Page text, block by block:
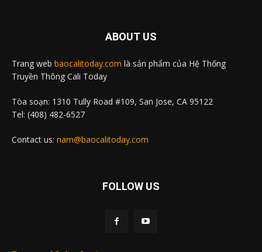
ABOUT US
Trang web baocalitoday.com là sản phẩm của Hệ Thống
Truyền Thông Cali Today
Tòa soạn: 1310 Tully Road #109, San Jose, CA 95122
Tel: (408) 482-6527
Contact us: nam@baocalitoday.com
FOLLOW US